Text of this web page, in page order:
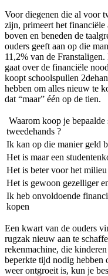
Voor diegenen die al voor
zijn, primeert het financiële
boven en beneden de
ouders geeft aan op die
11,2% van de
gaat over de financiële
koopt schoolspullen
hebben om alles nieuw te
dat “maar” één op de tien.
Waarom koop je
tweedehands ?
Ik kan op die manier geld
Het is maar een
Het is beter voor het milieu
Het is gewoon gezelliger
Ik heb onvoldoende
kopen
Een kwart van de ouders
rugzak nieuw aan te
rekenmachine, die
beperkte tijd nodig hebben
weer ontgroeit is, kun je